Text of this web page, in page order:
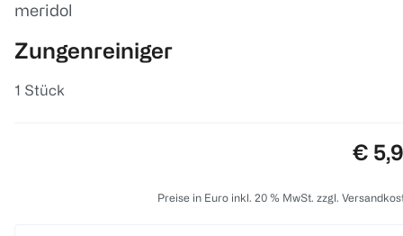
meridol
Zungenreiniger
1 Stück
€
Preise in Euro inkl. 20 % MwSt. zzgl.